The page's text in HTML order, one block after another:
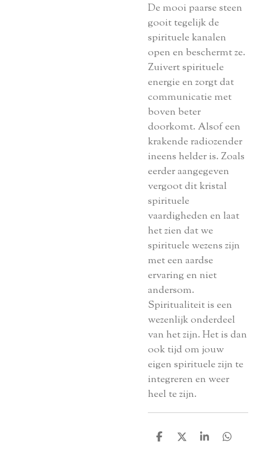
De mooi paarse steen
gooit tegelijk de
spirituele kanalen
open en beschermt ze.
Zuivert spirituele
energie en zorgt dat
communicatie met
boven beter
doorkomt. Alsof een
krakende radiozender
ineens helder is. Zoals
eerder aangegeven
vergoot dit kristal
spirituele
vaardigheden en laat
het zien dat we
spirituele wezens zijn
met een aardse
ervaring en niet
andersom.
Spiritualiteit is een
wezenlijk onderdeel
van het zijn. Het is dan
ook tijd om jouw
eigen spirituele zijn te
integreren en weer
heel te zijn.
D
D
S
D